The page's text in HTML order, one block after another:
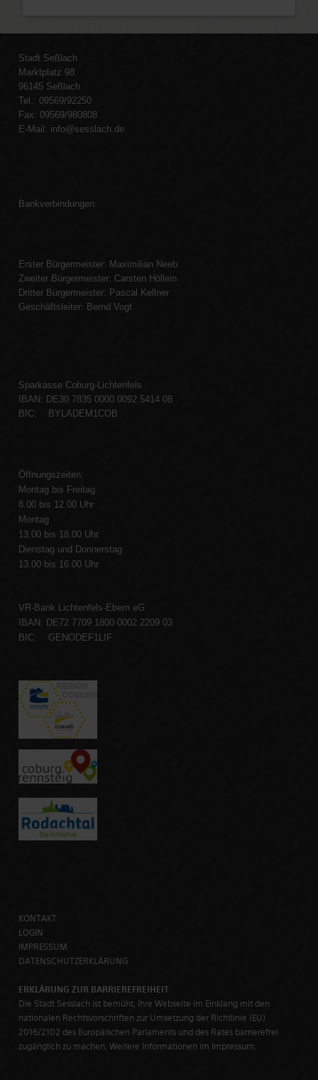
Stadt Seßlach
Marktplatz 98
96145 Seßlach
Tel.: 09569/92250
Fax: 09569/980808
E-Mail: info@sesslach.de
Bankverbindungen:
Erster Bürgermeister: Maximilian Neeb
Zweiter Bürgermeister: Carsten Höllein
Dritter Bürgermeister: Pascal Kellner
Geschäftsleiter: Bernd Vogt
Sparkasse Coburg-Lichtenfels
IBAN: DE30 7835 0000 0092 5414 08
BIC: BYLADEM1COB
Öffnungszeiten:
Montag bis Freitag
8.00 bis 12.00 Uhr
Montag
13.00 bis 18.00 Uhr
Dienstag und Donnerstag
13.00 bis 16.00 Uhr
VR-Bank Lichtenfels-Ebern eG
IBAN: DE72 7709 1800 0002 2209 03
BIC: GENODEF1LIF
KONTAKT
LOGIN
IMPRESSUM
DATENSCHUTZERKLÄRUNG
ERKLÄRUNG ZUR BARRIEREFREIHEIT
Die Stadt Sesslach ist bemüht, ihre Webseite im Einklang mit den
nationalen Rechtsvorschriften zur Umsetzung der Richtlinie (EU)
2016/2102 des Europäischen Parlaments und des Rates barrierefrei
zugänglich zu machen. Weitere Informationen im Impressum.